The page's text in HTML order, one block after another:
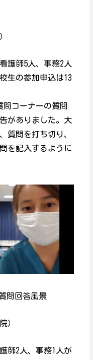
護師5人、事務2人
生の参加申込は13
問コーナーの質問
がありました。大
質問を打ち切り、
を記入するように
問回答風景
）
師2人、事務1人が